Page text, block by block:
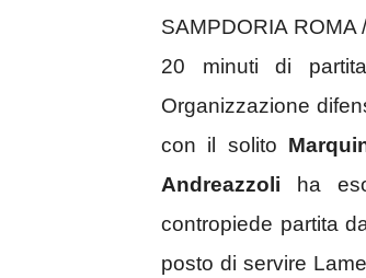
SAMPDORIA
20 minuti di
Organizzazione
con il solito
Andreazzoli ha
contropiede partita
posto di servire